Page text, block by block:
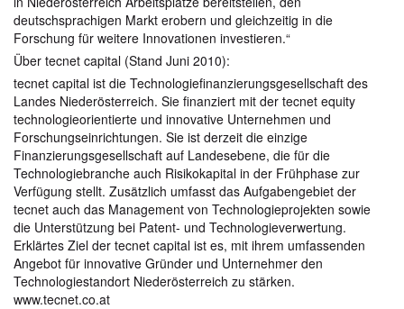
deutschsprachigen Markt erobern und gleichzeitig in die
Forschung für weitere Innovationen investieren.“
Über tecnet capital (Stand Juni 2010):
tecnet capital ist die Technologiefinanzierungsgesellschaft des
Landes Niederösterreich. Sie finanziert mit der tecnet equity
technologieorientierte und innovative Unternehmen und
Forschungseinrichtungen. Sie ist derzeit die einzige
Finanzierungsgesellschaft auf Landesebene, die für die
Technologiebranche auch Risikokapital in der Frühphase zur
Verfügung stellt. Zusätzlich umfasst das Aufgabengebiet der
tecnet auch das Management von Technologieprojekten sowie
die Unterstützung bei Patent- und Technologieverwertung.
Erklärtes Ziel der tecnet capital ist es, mit ihrem umfassenden
Angebot für innovative Gründer und Unternehmer den
Technologiestandort Niederösterreich zu stärken.
www.tecnet.co.at